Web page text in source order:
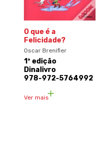
O que é a
Felicidade?
Oscar Brenifier
1ª edição
Dinalivro
978-972-5764992
Ver mais